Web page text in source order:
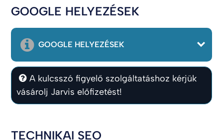
GOOGLE HELYEZÉSEK
GOOGLE HELYEZÉSEK
A kulcsszó figyelő szolgáltatáshoz kérjük
vásárolj Jarvis előfizetést!
TECHNIKAI SEO